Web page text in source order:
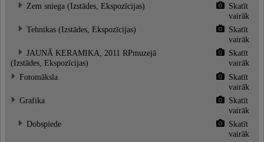
Zem sniega (Izstādes, Ekspozīcijas)
Skatīt
vairāk
Tehnikas (Izstādes, Ekspozīcijas)
Skatīt
vairāk
JAUNĀ KERAMIKA, 2011 RPmuzejā
(Izstādes, Ekspozīcijas)
Skatīt
vairāk
Fotomāksla
Skatīt
vairāk
Grafika
Skatīt
vairāk
Dobspiede
Skatīt
vairāk